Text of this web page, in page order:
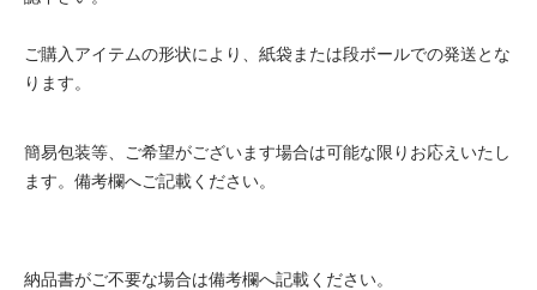
ご購入アイテムの形状により、紙袋または段ボールでの発送とな
ります。
簡易包装等、ご希望がございます場合は可能な限りお応えいたし
ます。備考欄へご記載ください。
納品書がご不要な場合は備考欄へ記載ください。